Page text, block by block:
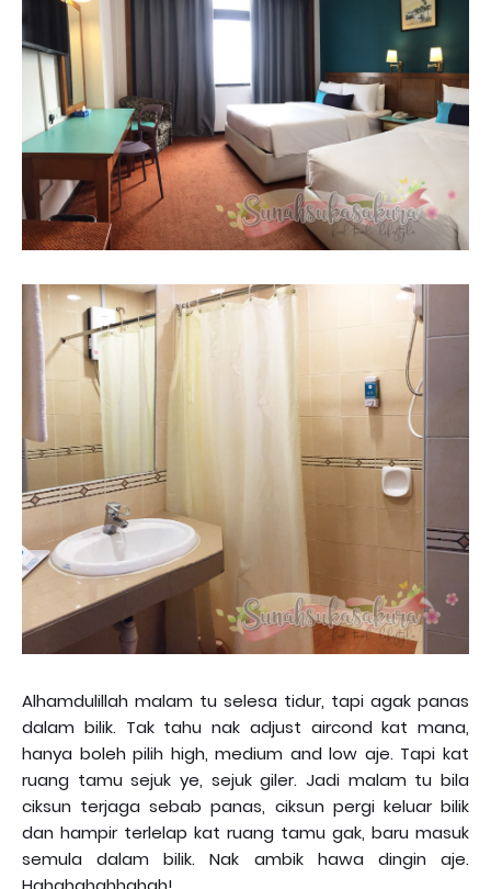
Alhamdulillah malam tu selesa tidur, tapi agak panas
dalam bilik. Tak tahu nak adjust aircond kat mana,
hanya boleh pilih high, medium and low aje. Tapi kat
ruang tamu sejuk ye, sejuk giler. Jadi malam tu bila
ciksun terjaga sebab panas, ciksun pergi keluar bilik
dan hampir terlelap kat ruang tamu gak, baru masuk
semula dalam bilik. Nak ambik hawa dingin aje.